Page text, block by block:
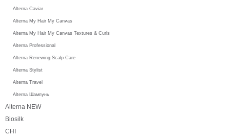
Alterna Caviar
Alterna My Hair My Canvas
Alterna My Hair My Canvas Textures & Curls
Alterna Professional
Alterna Renewing Scalp Care
Alterna Stylist
Alterna Travel
Alterna Шампунь
Alterna NEW
Biosilk
CHI